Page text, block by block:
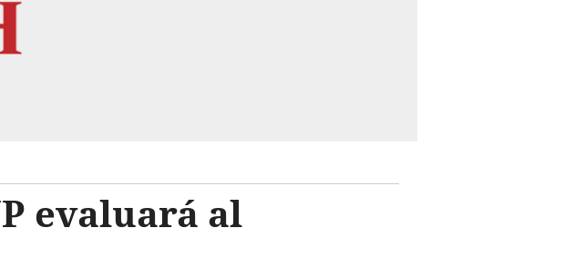
evaluará al